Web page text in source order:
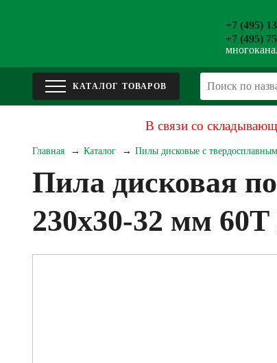
+7 (495)
+7 (495)
В связи со
Главная Каталог Пилы дисковые с
Пила дисковая
230х30-32 мм